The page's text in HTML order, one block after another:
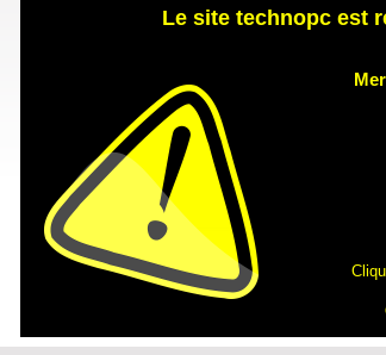
Le site technopc est